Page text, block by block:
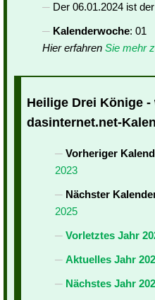
Der 06.01.2024 ist der
Kalenderwoche: 01
Hier erfahren Sie mehr
Heilige Drei Könige
dasinternet.net-
Vorheriger
2023
Nächster
2025
Vorletztes Jahr
Aktuelles Jahr
Nächstes Jahr